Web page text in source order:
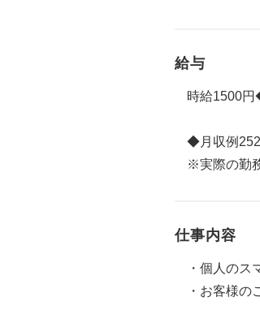
給与
時給1500
◆月収例
※実際の勤
仕事内容
・個人のス
・お客様の